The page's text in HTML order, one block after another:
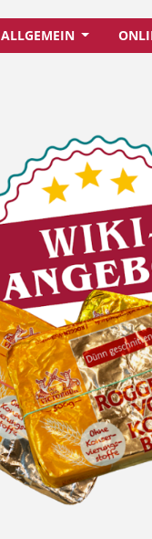
ALLGEMEIN